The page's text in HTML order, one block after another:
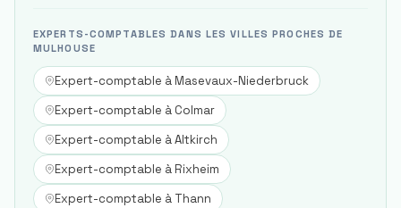
EXPERTS-COMPTABLES DANS LES VILLES PROCHES DE
MULHOUSE
Expert-comptable à Masevaux-Niederbruck
Expert-comptable à Colmar
Expert-comptable àAltkirch
Expert-comptable à Rixheim
Expert-comptable à Thann